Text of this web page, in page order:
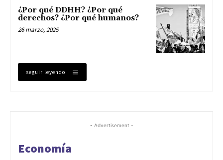
¿Por qué DDHH? ¿Por qué
derechos? ¿Por qué humanos?
26 marzo, 2025
seguir leyendo
- Advertisement -
Economía